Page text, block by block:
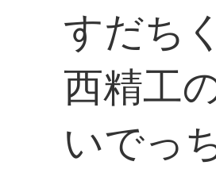
すだち
西精工
いでっ